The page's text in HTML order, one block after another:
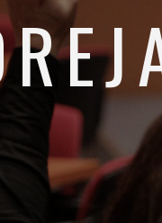
Telekom Slovenije